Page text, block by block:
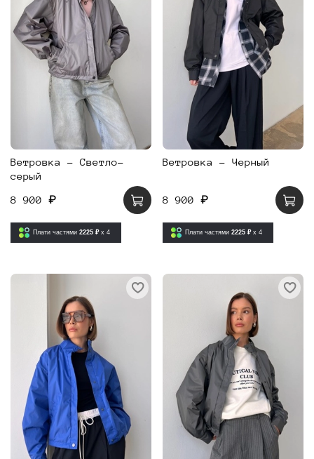
Ветровка - Светло-
серый
8 900 ₽
Плати частями 2225 ₽ x 4
Ветровка - Черный
8 900 ₽
Плати частями 2225 ₽ x 4